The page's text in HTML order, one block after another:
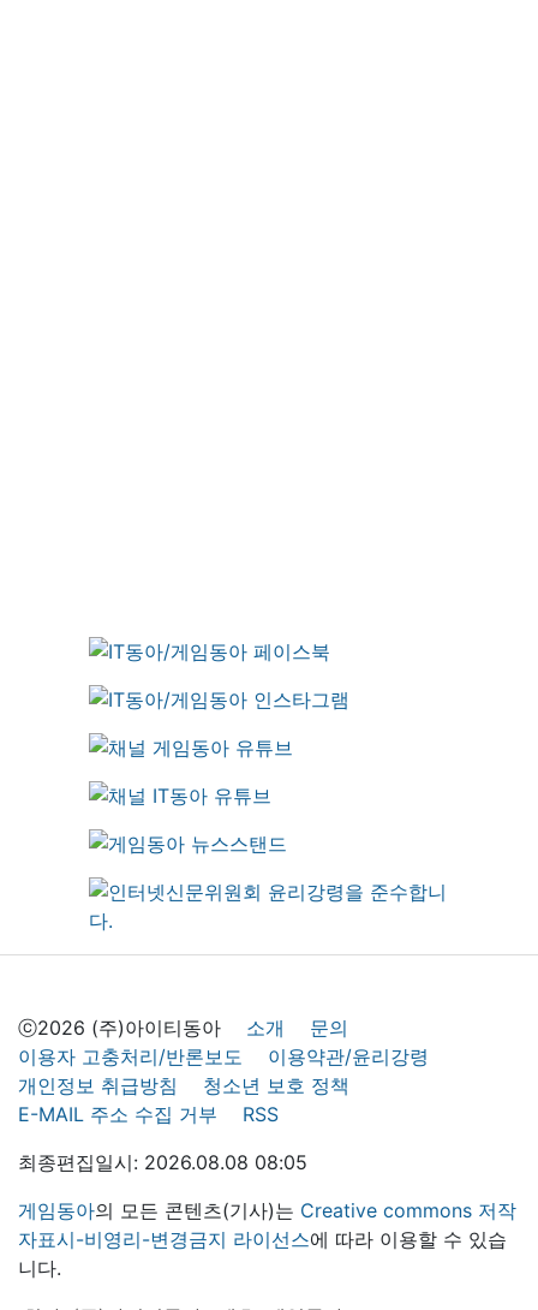
ⓒ2026 (주)아이티동아 소개
문의
이용자 고충처리/반론보도
이용약관/윤리강령
개인정보 취급방침
청소년 보호 정책
E-MAIL 주소 수집 거부
RSS
최종편집일시: 2026.08.08 08:05
게임동아의 모든 콘텐츠(기사)는 Creative commons 저작
자표시-비영리-변경금지 라이선스에 따라 이용할 수 있습
니다.